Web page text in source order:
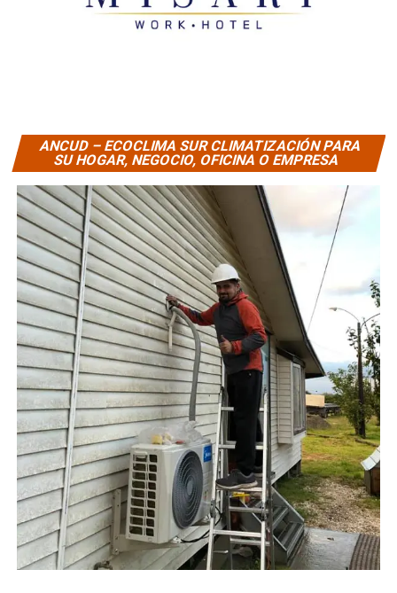
ANCUD – ECOCLIMA SUR CLIMATIZACIÓN PARA
SU HOGAR, NEGOCIO, OFICINA O EMPRESA